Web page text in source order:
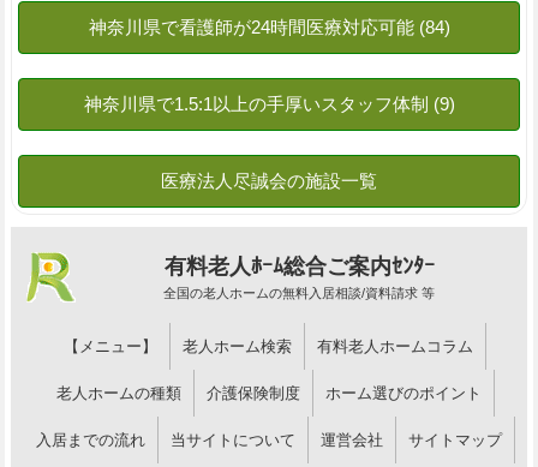
有料老人ﾎｰﾑ総合ご案内ｾﾝﾀｰ
全国の老人ホームの無料入居相談/資料請求 等
【メニュー】 老人ホーム検索 有料老人ホームコラム
老人ホームの種類 介護保険制度 ホーム選びのポイント
入居までの流れ 当サイトについて 運営会社 サイトマップ